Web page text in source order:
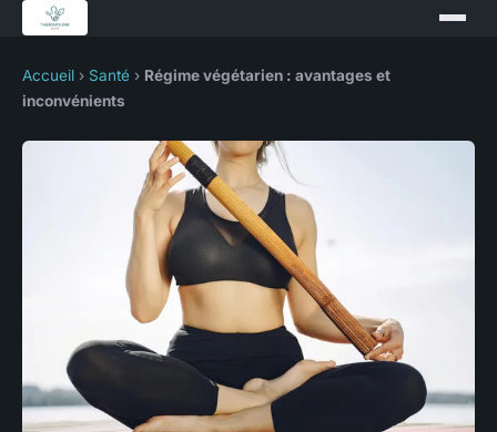
Accueil › Santé › Régime végétarien : avantages et
inconvénients